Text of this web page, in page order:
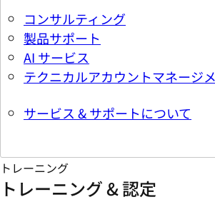
コンサルティング
製品サポート
AI サービス
テクニカルアカウントマネージ
サービス & サポートについて
トレーニング
トレーニング & 認定